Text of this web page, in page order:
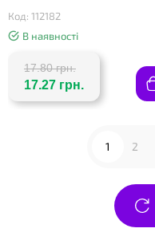
Код: 112182
В наявності
17.80 грн.
17.27 грн.
1 2